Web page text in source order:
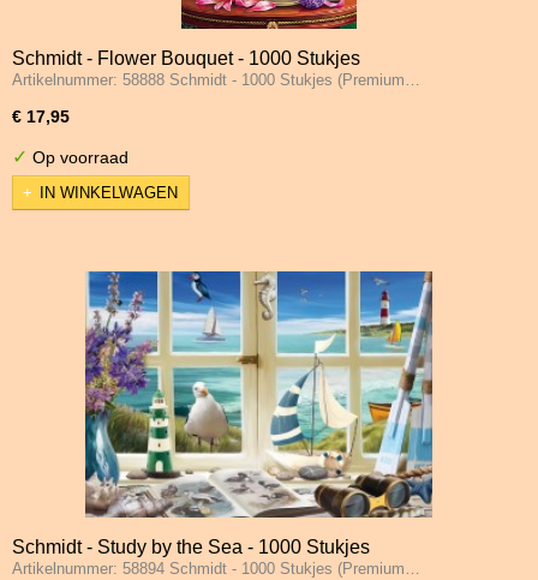
Schmidt - Flower Bouquet - 1000 Stukjes
Artikelnummer: 58888 Schmidt - 1000 Stukjes (Premium…
€ 17,95
✓ Op voorraad
IN WINKELWAGEN
Schmidt - Study by the Sea - 1000 Stukjes
Artikelnummer: 58894 Schmidt - 1000 Stukjes (Premium…